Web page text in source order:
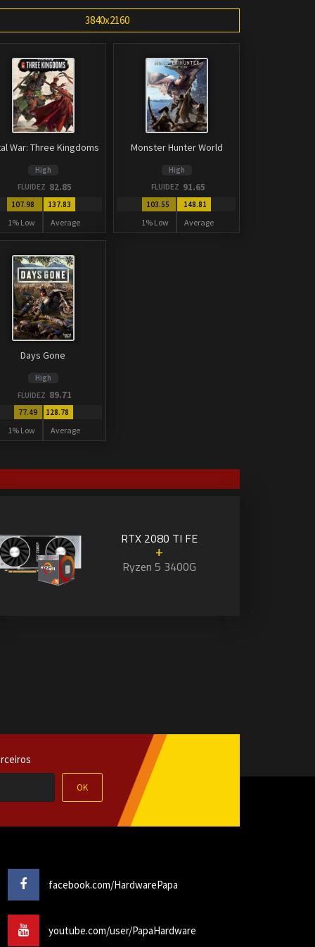
3840x2160
War: Three Kingdoms
High
FLUIDEZ 82.85
107.98
1% Low
137.83
Average
Monster Hunter World
High
FLUIDEZ 91.65
103.55
1% Low
148.81
Average
Days Gone
High
FLUIDEZ 89.71
77.49
1% Low
128.78
Average
RTX 2080 TI FE
+
Ryzen 5 3400G
OK
facebook.com/HardwarePapa
youtube.com/user/PapaHardware